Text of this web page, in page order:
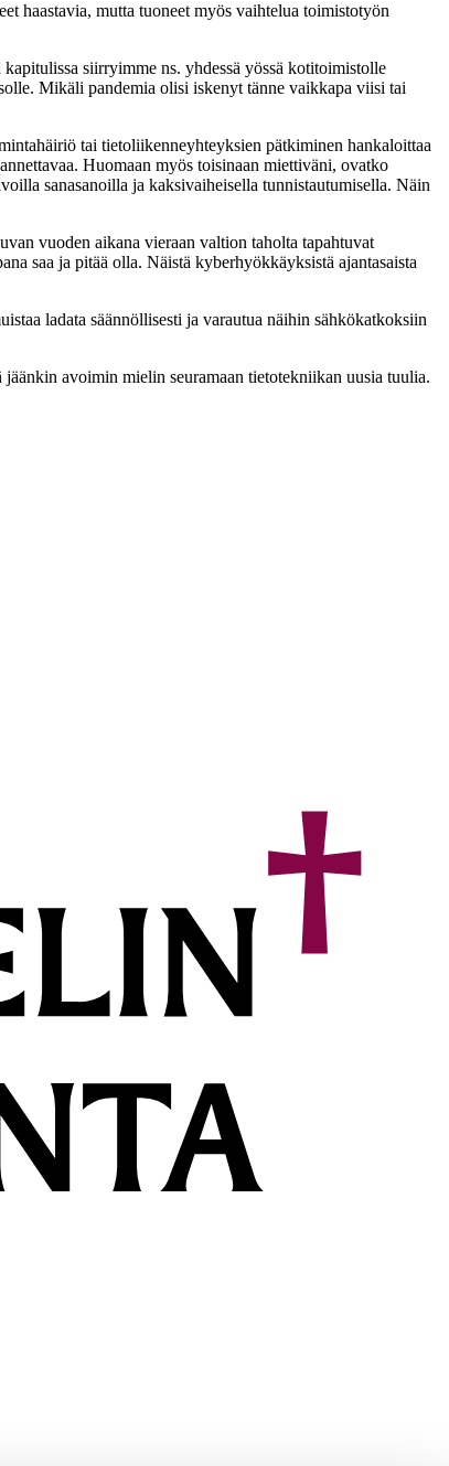
haastavia, mutta tuoneet myös vaihtelua toimistotyön
siirryimme ns. yhdessä yössä kotitoimistolle
Mikäli pandemia olisi iskenyt tänne vaikkapa viisi tai
tai tietoliikenneyhteyksien pätkiminen hankaloittaa
Huomaan myös toisinaan miettiväni, ovatko
sanasanoilla ja kaksivaiheisella tunnistautumisella. Näin
vuoden aikana vieraan valtion taholta tapahtuvat
saa ja pitää olla. Näistä kyberhyökkäyksistä ajantasaista
ladata säännöllisesti ja varautua näihin sähkökatkoksiin
avoimin mielin seuramaan tietotekniikan uusia tuulia.